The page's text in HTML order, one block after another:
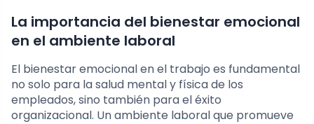
La importancia del bienestar emocional
en el ambiente laboral
El bienestar emocional en el trabajo es fundamental
no solo para la salud mental y física de los
empleados, sino también para el éxito
organizacional. Un ambiente laboral que promueve